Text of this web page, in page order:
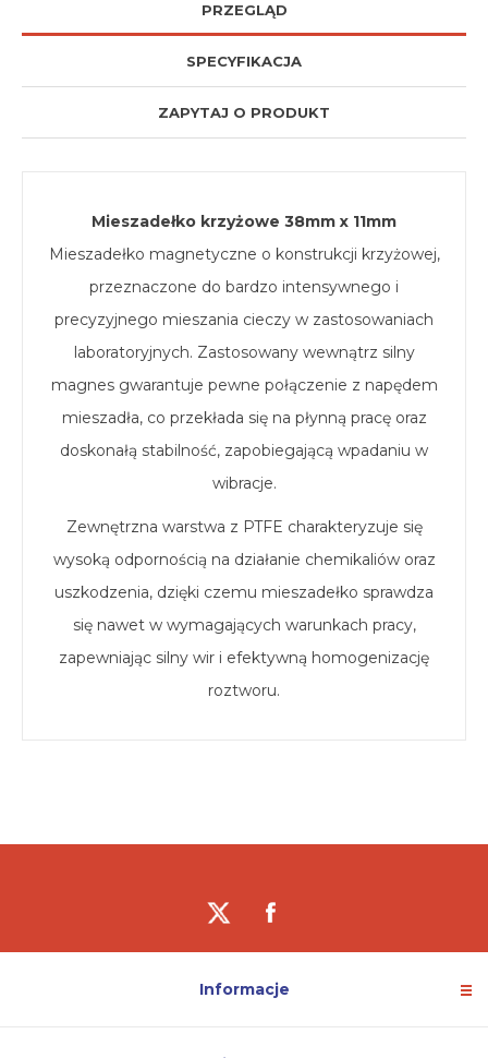
PRZEGLĄD
SPECYFIKACJA
ZAPYTAJ O PRODUKT
Mieszadełko krzyżowe 38mm x 11mm
Mieszadełko magnetyczne o konstrukcji krzyżowej,
przeznaczone do bardzo intensywnego i
precyzyjnego mieszania cieczy w zastosowaniach
laboratoryjnych. Zastosowany wewnątrz silny
magnes gwarantuje pewne połączenie z napędem
mieszadła, co przekłada się na płynną pracę oraz
doskonałą stabilność, zapobiegającą wpadaniu w
wibracje.
Zewnętrzna warstwa z PTFE charakteryzuje się
wysoką odpornością na działanie chemikaliów oraz
uszkodzenia, dzięki czemu mieszadełko sprawdza
się nawet w wymagających warunkach pracy,
zapewniając silny wir i efektywną homogenizację
roztworu.
Informacje